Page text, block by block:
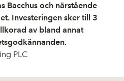
Bacchus och närstående
Investeringen sker till 3
av bland annat
PLC